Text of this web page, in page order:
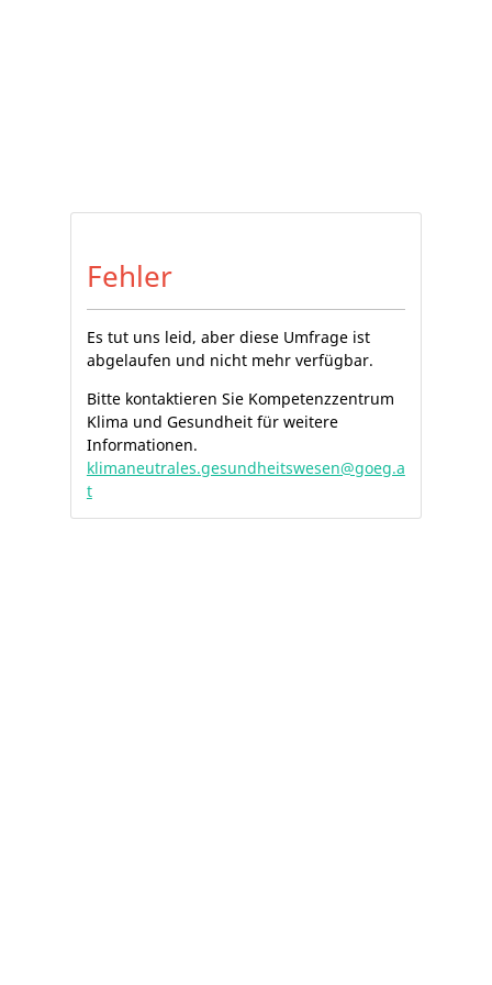
Fehler
Es tut uns leid, aber diese Umfrage ist
abgelaufen und nicht mehr verfügbar.
Bitte kontaktieren Sie Kompetenzzentrum
Klima und Gesundheit für weitere
Informationen.
klimaneutrales.gesundheitswesen@goeg.a
t